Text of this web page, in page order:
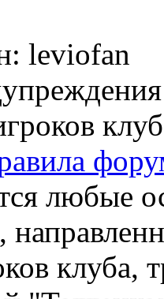
leviofan
любые
клуба,